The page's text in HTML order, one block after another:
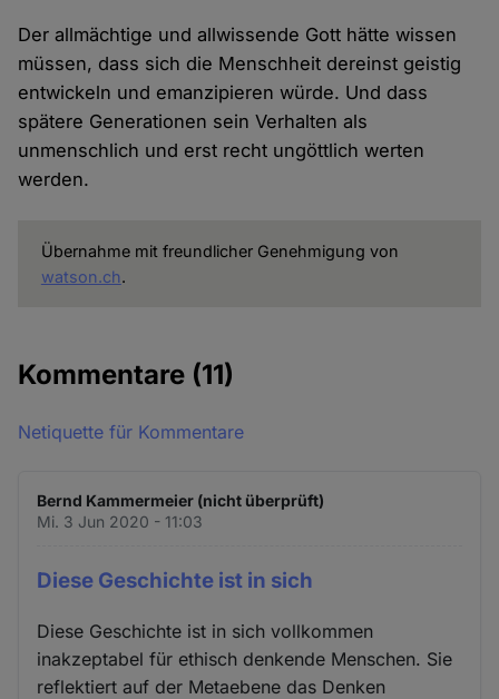
Der allmächtige und allwissende Gott hätte wissen
müssen, dass sich die Menschheit dereinst geistig
entwickeln und emanzipieren würde. Und dass
spätere Generationen sein Verhalten als
unmenschlich und erst recht ungöttlich werten
werden.
Übernahme mit freundlicher Genehmigung von
watson.ch.
Kommentare (11)
Netiquette für Kommentare
Bernd Kammermeier (nicht überprüft)
Mi. 3 Jun 2020 - 11:03
Diese Geschichte ist in sich
Diese Geschichte ist in sich vollkommen
inakzeptabel für ethisch denkende Menschen. Sie
reflektiert auf der Metaebene das Denken